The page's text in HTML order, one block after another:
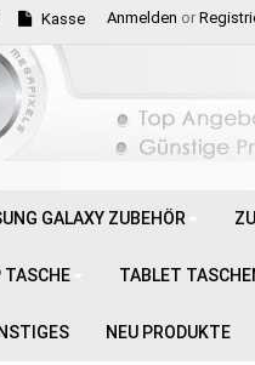
Kasse Anmelden or
GALAXY ZUBEHÖR
TASCHE TABLET
NEU PRODUKTE